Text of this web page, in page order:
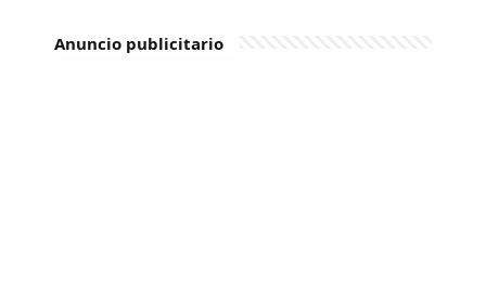
Anuncio publicitario